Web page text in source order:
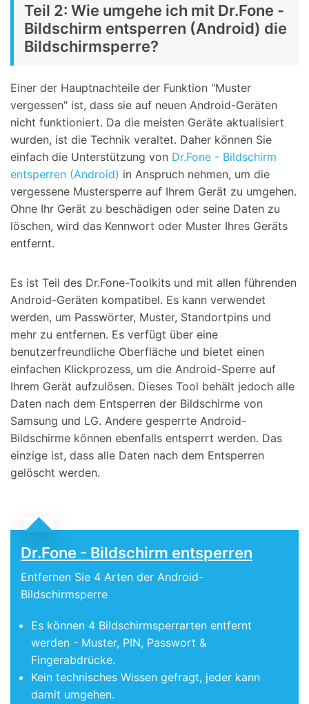
Teil 2: Wie umgehe ich mit Dr.Fone -
Bildschirm entsperren (Android) die
Bildschirmsperre?
Einer der Hauptnachteile der Funktion "Muster
vergessen" ist, dass sie auf neuen Android-Geräten
nicht funktioniert. Da die meisten Geräte aktualisiert
wurden, ist die Technik veraltet. Daher können Sie
einfach die Unterstützung von Dr.Fone - Bildschirm
entsperren (Android) in Anspruch nehmen, um die
vergessene Mustersperre auf Ihrem Gerät zu umgehen.
Ohne Ihr Gerät zu beschädigen oder seine Daten zu
löschen, wird das Kennwort oder Muster Ihres Geräts
entfernt.
Es ist Teil des Dr.Fone-Toolkits und mit allen führenden
Android-Geräten kompatibel. Es kann verwendet
werden, um Passwörter, Muster, Standortpins und
mehr zu entfernen. Es verfügt über eine
benutzerfreundliche Oberfläche und bietet einen
einfachen Klickprozess, um die Android-Sperre auf
Ihrem Gerät aufzulösen. Dieses Tool behält jedoch alle
Daten nach dem Entsperren der Bildschirme von
Samsung und LG. Andere gesperrte Android-
Bildschirme können ebenfalls entsperrt werden. Das
einzige ist, dass alle Daten nach dem Entsperren
gelöscht werden.
Dr.Fone - Bildschirm entsperren
Entfernen Sie 4 Arten der Android-
Bildschirmsperre
Es können 4 Bildschirmsperrarten entfernt
werden - Muster, PIN, Passwort &
Fingerabdrücke.
Kein technisches Wissen gefragt, jeder kann
damit umgehen.